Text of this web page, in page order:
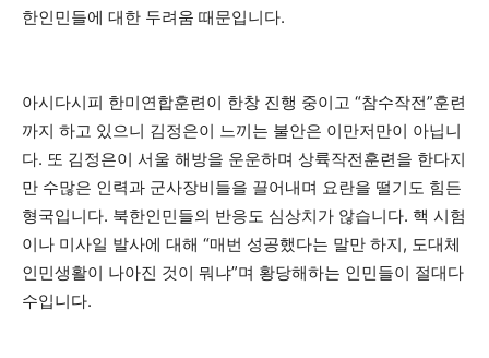
한인민들에 대한 두려움 때문입니다.
아시다시피 한미연합훈련이 한창 진행 중이고 “참수작전”훈련
까지 하고 있으니 김정은이 느끼는 불안은 이만저만이 아닙니
다. 또 김정은이 서울 해방을 운운하며 상륙작전훈련을 한다지
만 수많은 인력과 군사장비들을 끌어내며 요란을 떨기도 힘든
형국입니다. 북한인민들의 반응도 심상치가 않습니다. 핵 시험
이나 미사일 발사에 대해 “매번 성공했다는 말만 하지, 도대체
인민생활이 나아진 것이 뭐냐”며 황당해하는 인민들이 절대다
수입니다.